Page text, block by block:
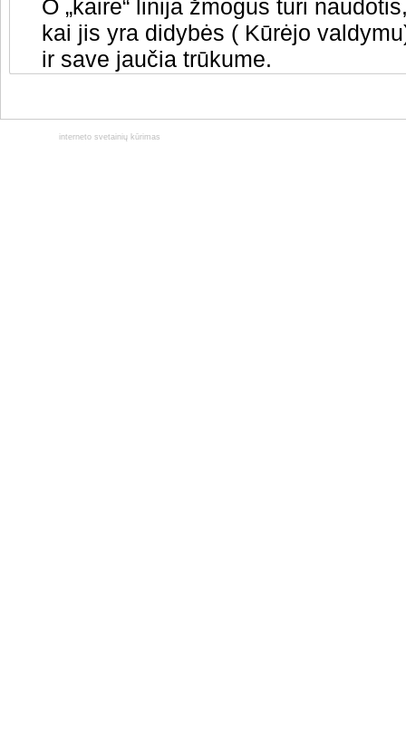
O „kaire“ linija žmogus turi
kai jis yra didybės ( Kūrėjo
ir save jaučia trūkume.
interneto svetainių kūrimas